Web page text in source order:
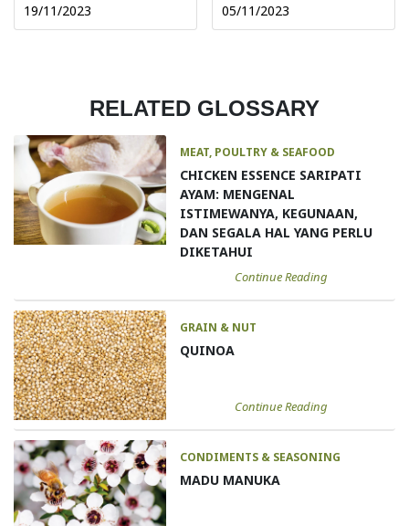
19/11/2023 05/11/2023
RELATED GLOSSARY
MEAT, POULTRY & SEAFOOD
CHICKEN ESSENCE SARIPATI
AYAM: MENGENAL
ISTIMEWANYA, KEGUNAAN,
DAN SEGALA HAL YANG PERLU
DIKETAHUI
Continue Reading
GRAIN & NUT
QUINOA
Continue Reading
CONDIMENTS & SEASONING
MADU MANUKA